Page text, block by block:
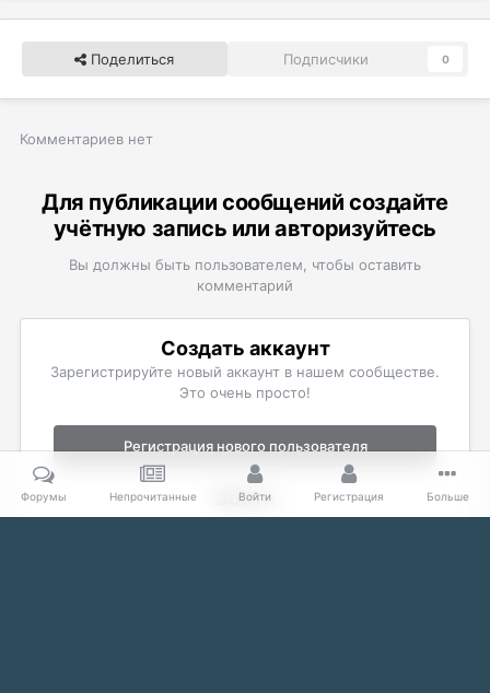
Поделиться Подписчики 0
Комментариев нет
Для публикации сообщений создайте
учётную запись или авторизуйтесь
Вы должны быть пользователем, чтобы оставить
комментарий
Создать аккаунт
Зарегистрируйте новый аккаунт в нашем сообществе.
Это очень просто!
Регистрация нового пользователя
Войти
Уже есть аккаунт? Войти в систему.
Форумы Непрочитанные Войти Регистрация Больше